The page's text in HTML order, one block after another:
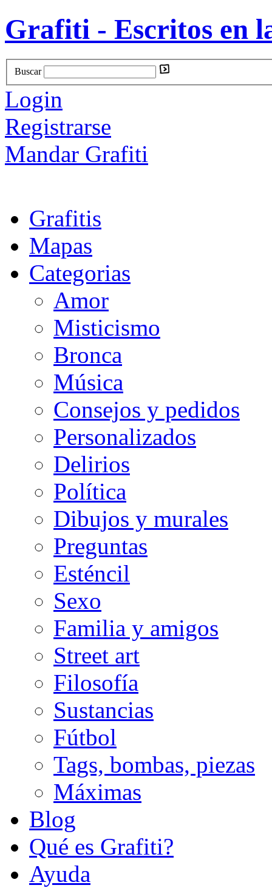
Grafiti - Escritos en
Buscar
Login
Registrarse
Mandar Grafiti
Grafitis
Mapas
Categorias
Amor
Misticismo
Bronca
Música
Consejos y pedidos
Personalizados
Delirios
Política
Dibujos y murales
Preguntas
Esténcil
Sexo
Familia y amigos
Street art
Filosofía
Sustancias
Fútbol
Tags, bombas, piezas
Máximas
Blog
Qué es Grafiti?
Ayuda